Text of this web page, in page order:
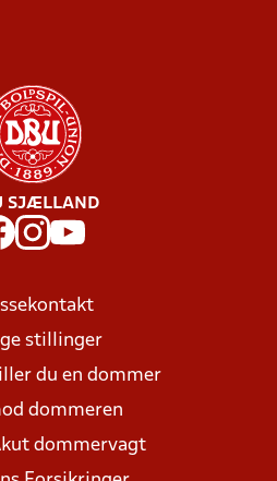
SJÆLLAND
stillinger
du en dommer
dommeren
dommervagt